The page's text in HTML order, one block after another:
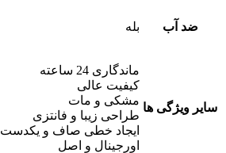
ضد آب بله
سایر ویژگی ها
ماندگاری 24 ساعته
کیفیت عالی
مشکی و مات
طراحی زیبا و فانتزی
ایجاد خطی صاف و یکدست
اورجینال و اصل